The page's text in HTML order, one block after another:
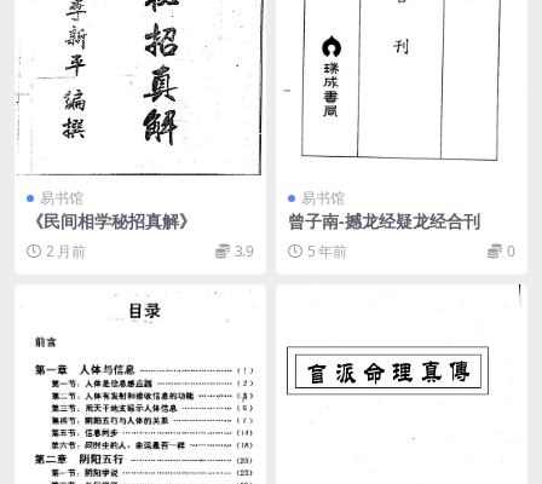
易书馆
《民间相学秘招真解》
2 月前 3.9
易书馆
曾子南-撼龙经疑龙经合刊
5 年前 0